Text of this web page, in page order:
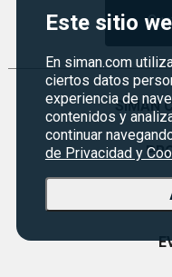
Este sitio
En siman.com
ciertos datos
experiencia de
contenidos y
continuar
de Privacidad y
SIMAN